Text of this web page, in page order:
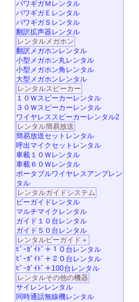
パワギガＭレンタル
パワギガＥレンタル
パワギガＳレンタル
翻訳拡声器レンタル
レンタルメガホン
翻訳メガホンレンタル
小型メガホン丸レンタル
小型メガホン角レンタル
大型メガホンレンタル
レンタルスピーカー
１０Ｗスピーカーレンタル
３０Ｗスピーカーレンタル
ワイヤレススピーカーレンタル2
レンタル簡易放送
簡易放送セットレンタル
呼出マイクセットレンタル
車載１０Ｗレンタル
車載６０Ｗレンタル
ポータブルワイヤレスアンプレン
タル
レンタルガイドシステム
ビーガイドレンタル
マルチマイクレンタル
ガイド１０台レンタル
ガイド５０台レンタル
レンタルビーガイド＋
ﾋﾞｰｶﾞｲﾄﾞ＋１０台レンタル
ﾋﾞｰｶﾞｲﾄﾞ＋２０台レンタル
ﾋﾞｰｶﾞｲﾄﾞ＋100台レンタル
レンタルその他の機器
サイレンレンタル
同時通話無線機レンタル